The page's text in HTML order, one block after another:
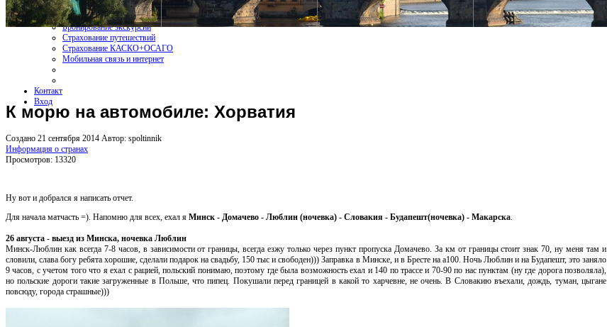
Бронирование отелей
Бронирование автомобиля
Бронирование экскурсий
Страхование путешествий
Страхование КАСКО+ОСАГО
Мобильная связь и интернет
Контакт
Вход
К морю на автомобиле: Хорватия
Создано 21 сентября 2014 Автор: spoltinnik
Информация о странах
Просмотров: 13320
Ну вот и добрался я написать отчет.
Для начала матчасть =). Напомню для всех, ехал я Минск - Домачево - Люблин (ночевка) - Словакия - Будапешт(ночевка) - Макарска.
26 августа - выезд из Минска, ночевка Люблин
Минск-Люблин как всегда 7-8 часов, в зависимости от границы, всегда езжу только через пункт пропуска Домачево. За км от границы стоит знак 70, ну меня там и
словили, слава богу ребята хорошие, сделали подарок на свадьбу, 150 тыс и свободен))) Заправка в Минске, и в Бресте на а100. Ночь Люблин и на Будапешт, это заняло
9 часов, с учетом того что я ехал с рацией, польский понимаю, поэтому где была возможность ехал и 140 по трассе и 70-90 по нас пунктам (ну где дорога позволяла),
но польские дороги такие загруженные в Польше, что пипец. Покушали перед границей в какой то харчевне, не очень. В Словакию въехали, дождь, туман, цыгане
повсюду, города страшные)))